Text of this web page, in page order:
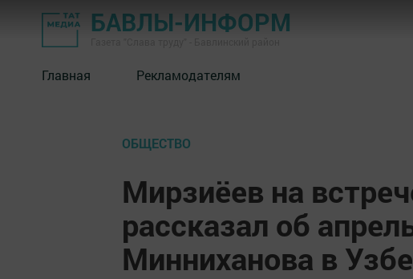
БАВЛЫ-ИНФОРМ
Главная Рекламодателям
ОБЩЕСТВО
Мирзиёев на
рассказал об
Минниханова в